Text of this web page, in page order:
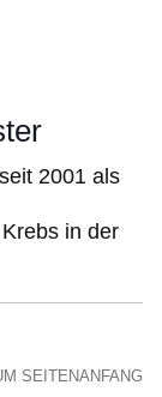
2001 als
in der
SEITENANFANG